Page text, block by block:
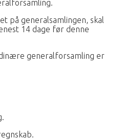
på generalsamlingen, skal
14 dage før denne
generalforsamling er